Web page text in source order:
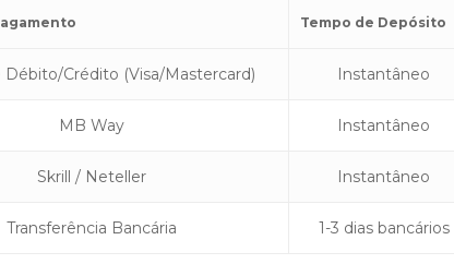
Tempo de Depósito
Débito/Crédito (Visa/Mastercard) Instantâneo
MB Way Instantâneo
Skrill / Neteller Instantâneo
Transferência Bancária 1-3 dias bancários